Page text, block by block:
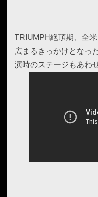
TRIUMPH絶頂期、全
広まるきっかけとなっ
演時のステージもあわ